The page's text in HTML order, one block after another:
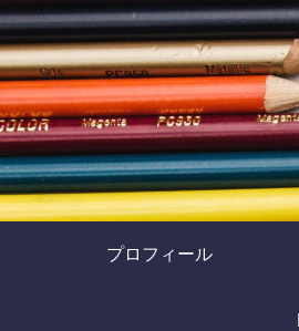
プロフィール